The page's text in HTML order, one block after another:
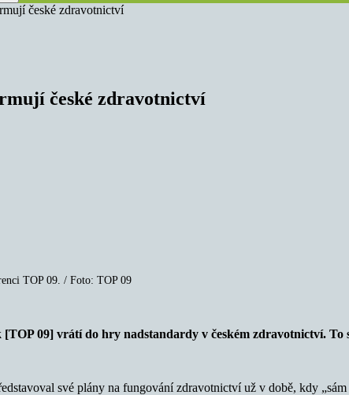
české zdravotnictví
české zdravotnictví
TOP 09. / Foto: TOP 09
09] vrátí do hry nadstandardy v českém zdravotnictví. To
své plány na fungování zdravotnictví už v době, kdy